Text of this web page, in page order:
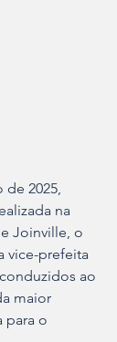
de 2025,
na
Joinville, o
vice-prefeita
ao
maior
para o